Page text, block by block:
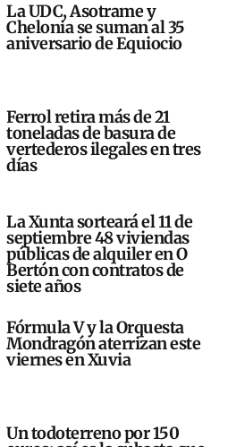
La UDC, Asotrame y
Chelonia se suman al 35
aniversario de Equiocio
Ferrol retira más de 21
toneladas de basura de
vertederos ilegales en tres
días
La Xunta sorteará el 11 de
septiembre 48 viviendas
públicas de alquiler en O
Bertón con contratos de
siete años
Fórmula V y la Orquesta
Mondragón aterrizan este
viernes en Xuvia
Un todoterreno por 150